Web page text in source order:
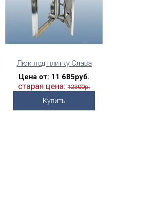
Люк под плитку Слава
Цена от: 11 685руб.
старая цена: 12300р.
Купить